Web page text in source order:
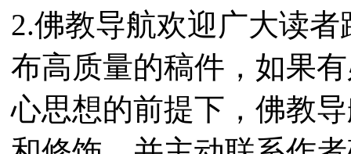
2.佛教导航欢迎广大读
布高质量的稿件，如果
心思想的前提下，佛教